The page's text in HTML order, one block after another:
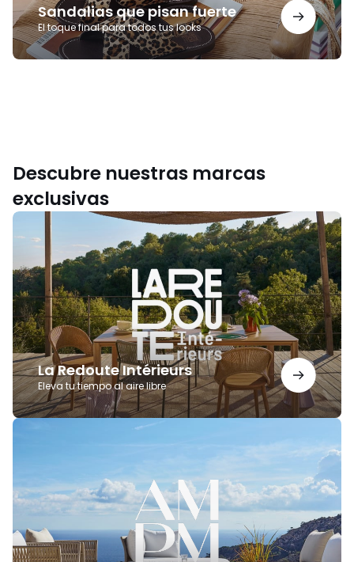
Sandalias que pisan fuerte
El toque final para todos tus looks
Descubre nuestras marcas
exclusivas
La Redoute Intérieurs
Eleva tu tiempo al aire libre
La
Redoute
AMPM